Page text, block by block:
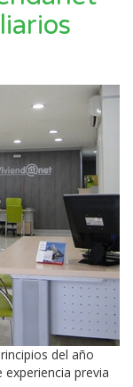
del año
experiencia previa